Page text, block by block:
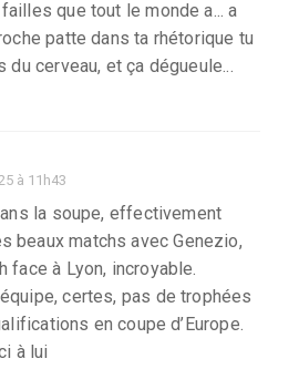
que tout le monde a... a
patte dans ta rhétorique tu
cerveau, et ça dégueule...
à 11h43
la soupe, effectivement
beaux matchs avec Genezio,
face à Lyon, incroyable.
certes, pas de trophées
en coupe d’Europe.
à lui